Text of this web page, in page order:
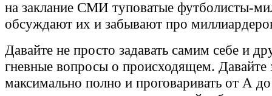
на заклание СМИ туповатые футболисты-
обсуждают их и забывают про
Давайте не просто задавать самим себе и
гневные вопросы о происходящем. Давайте
максимально полно и проговаривать от А